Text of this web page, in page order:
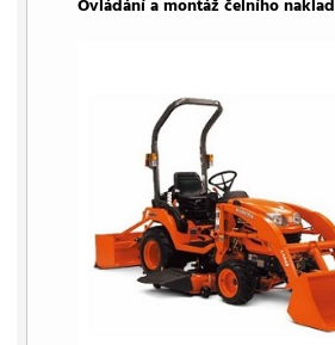
Ovládání a montáž čelního